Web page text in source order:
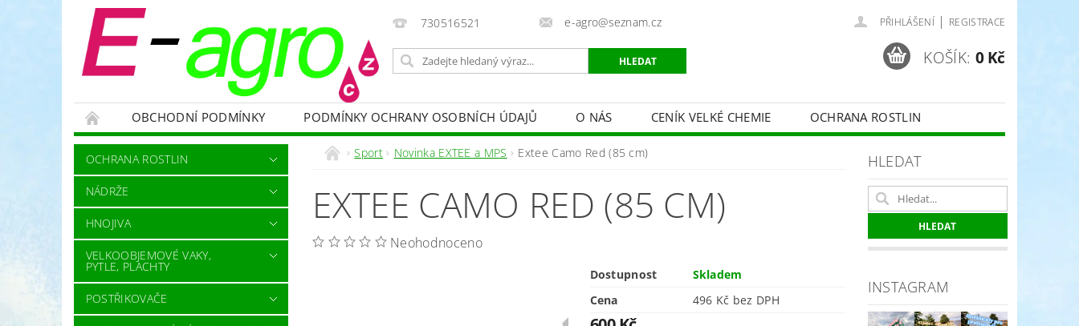
730516521 e-agro@seznam.cz PŘIHLÁŠENÍ | REGISTRACE
KOŠÍK: 0 Kč
OBCHODNÍ PODMÍNKY PODMÍNKY OCHRANY OSOBNÍCH ÚDAJŮ O NÁS CENÍK VELKÉ CHEMIE
OCHRANA ROSTLIN
NÁDRŽE
HNOJIVA VELKOOBJEMOVÉ VAKY, PYTLE, PLACHTY POSTŘIKOVAČE
RODENTICIDY - PROTI HLODAVCŮM
OCHRANNÉ POMŮCKY A PRACOVNÍ OBLEČENÍ
PRODEJ CIBULE CHOVATELSKÉ POTŘEBY
PÉČE O TRÁVNÍKY
NÁHRADNÍ DÍLY A SERVIS
VÝPRODEJ ZÁSOB = SLEVY 10-30 %
OCHRANA ROSTLIN
NÁDRŽE
HNOJIVA
VELKOOBJEMOVÉ VAKY,
PYTLE, PLACHTY
POSTŘIKOVAČE
Sport Novinka EXTEE a MPS Extee Camo Red (85 cm)
EXTEE CAMO RED (85 CM)
Neohodnoceno
Dostupnost
Skladem
Cena
496 Kč bez DPH
HLEDAT
INSTAGRAM